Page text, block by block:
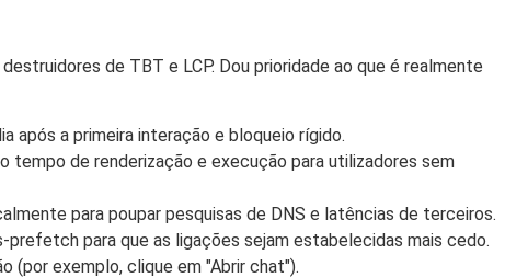
de TBT e LCP. Dou prioridade ao que é realmente
após a primeira interação e bloqueio rígido.
tempo de renderização e execução para utilizadores sem
para poupar pesquisas de DNS e latências de terceiros.
para que as ligações sejam estabelecidas mais cedo.
(por exemplo, clique em "Abrir chat").